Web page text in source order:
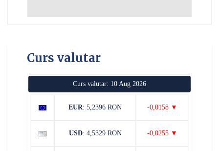
Curs valutar
Curs valutar: 10 Aug 2026
EUR: 5,2396 RON -0,0158 ▼
USD: 4,5329 RON -0,0255 ▼